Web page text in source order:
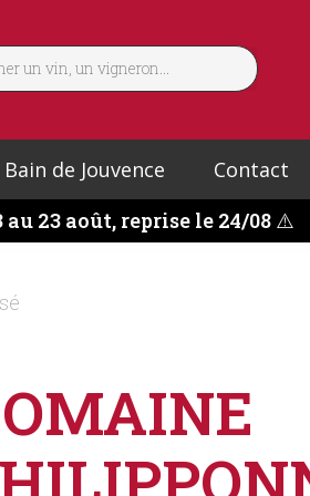
Bain de Jouvence Contact
23 août, reprise le 24/08⚠️